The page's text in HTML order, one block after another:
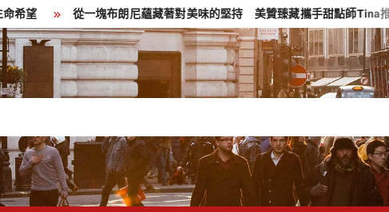
布朗尼蘊藏著對美味的堅持 美贊臻藏攜手甜點師Tina推出中秋送禮新選擇